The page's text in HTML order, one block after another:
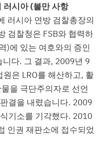
러시아 (불만 사항
러시아 연방 검찰총장의
검찰청은 FSB와 협력하
)에 있는 여호와의 증인
니다. 그 결과, 2009년 9
은 LRO를 해산하고, 활
을 극단주의자로 선언
결을 내렸습니다. 2009
기소를 기각했다. 2010
인권 재판소에 접수되었